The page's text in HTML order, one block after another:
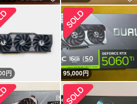
円 95,000円